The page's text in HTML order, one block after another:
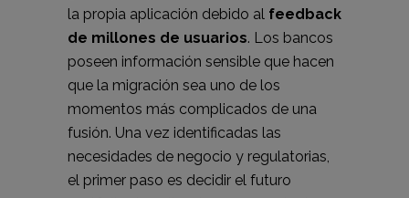
la propia aplicación debido al feedback
de millones de usuarios. Los bancos
poseen información sensible que hacen
que la migración sea uno de los
momentos más complicados de una
fusión. Una vez identificadas las
necesidades de negocio y regulatorias,
el primer paso es decidir el futuro